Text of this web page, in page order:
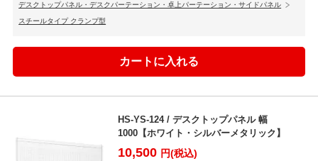
デスクトップパネル・デスクパーテーション・卓上パーテーション・サイドパネル
スチールタイプ クランプ型
HS-YS-124 / デスクトップパネル 幅
1000【ホワイト・シルバーメタリック】
10,500 円(税込)